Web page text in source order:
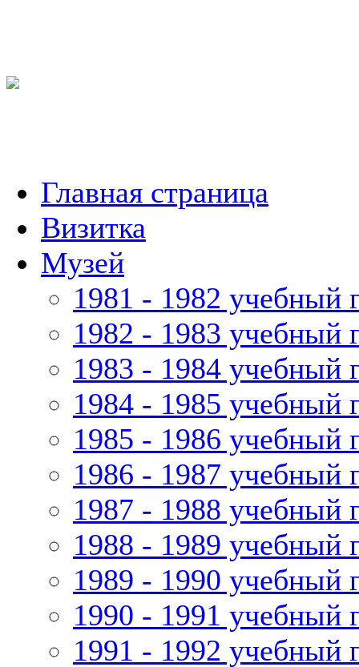
Главная страница
Визитка
Музей
1981 - 1982 учебный
1982 - 1983 учебный
1983 - 1984 учебный
1984 - 1985 учебный
1985 - 1986 учебный
1986 - 1987 учебный
1987 - 1988 учебный
1988 - 1989 учебный
1989 - 1990 учебный
1990 - 1991 учебный
1991 - 1992 учебный